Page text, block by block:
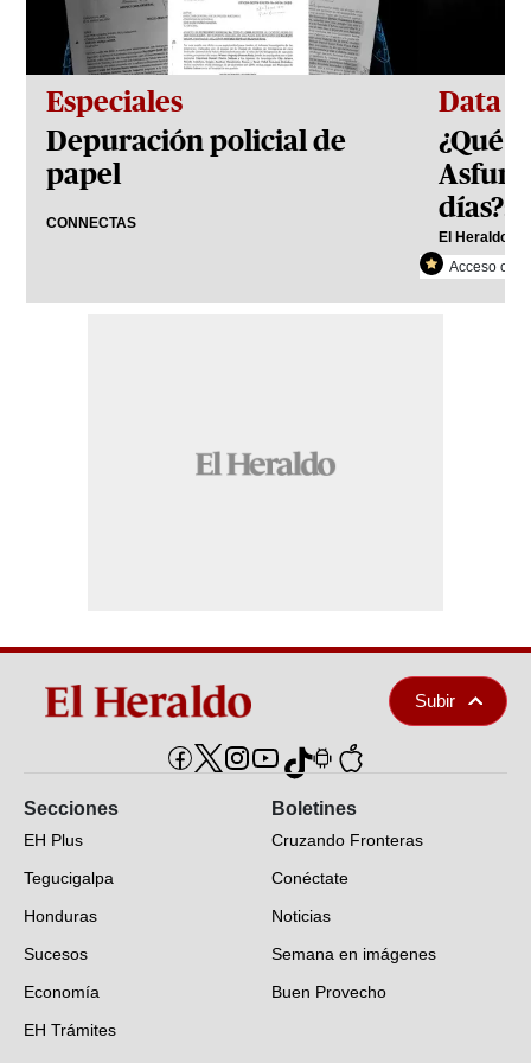
Especiales
Depuración policial de
papel
CONNECTAS
Data
¿Qué
días?:
El Heraldo
Acceso con
Subir
Secciones
EH Plus
Tegucigalpa
Honduras
Sucesos
Economía
EH Trámites
Boletines
Cruzando Fronteras
Conéctate
Noticias
Semana en imágenes
Buen Provecho